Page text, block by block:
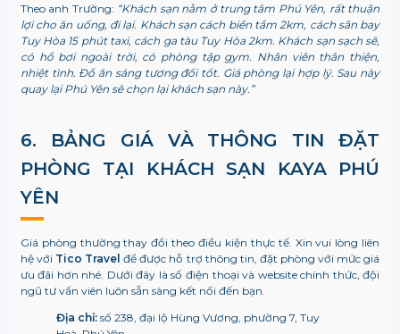
Theo anh Trường: “Khách sạn nằm ở trung tâm Phú Yên, rất thuận
lợi cho ăn uống, đi lại. Khách sạn cách biển tầm 2km, cách sân bay
Tuy Hòa 15 phút taxi, cách ga tàu Tuy Hòa 2km. Khách sạn sạch sẽ,
có hồ bơi ngoài trời, có phòng tập gym. Nhân viên thân thiện,
nhiệt tình. Đồ ăn sáng tương đối tốt. Giá phòng lại hợp lý. Sau này
quay lại Phú Yên sẽ chọn lại khách sạn này.”
6. BẢNG GIÁ VÀ THÔNG TIN ĐẶT
PHÒNG TẠI KHÁCH SẠN KAYA PHÚ
YÊN
Giá phòng thường thay đổi theo điều kiện thực tế. Xin vui lòng liên
hệ với Tico Travelđể được hỗ trợ thông tin, đặt phòng với mức giá
ưu đãi hơn nhé. Dưới đây là số điện thoại và website chính thức, đội
ngũ tư vấn viên luôn sẵn sàng kết nối đến bạn.
Địa chỉ:số 238, đại lộ Hùng Vương, phường 7, Tuy